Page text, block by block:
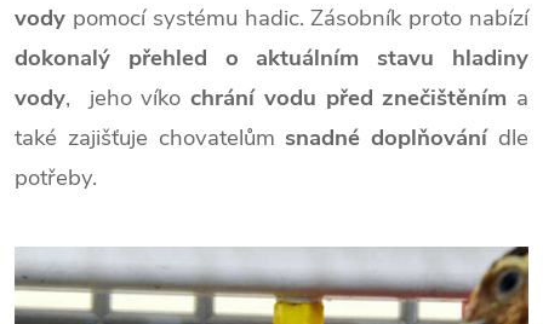
vody pomocí systému hadic. Zásobník proto nabízí
dokonalý přehled o aktuálním stavu hladiny
vody, jeho víko chrání vodu před znečištěním a
také zajišťuje chovatelůmsnadné doplňovánídle
potřeby.